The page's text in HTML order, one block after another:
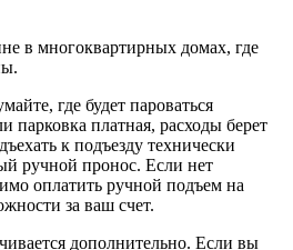
в многоквартирных домах, где
где будет пароваться
парковка платная, расходы берет
к подъезду технически
ручной пронос. Если нет
оплатить ручной подъем на
за ваш счет.
дополнительно. Если вы